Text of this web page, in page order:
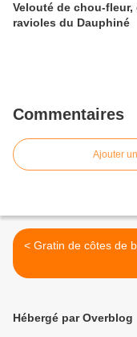
Velouté de chou-
ravioles du Dauphiné
Commentaires
Ajouter
< Gratin de côtes de
Hébergé par Overblog